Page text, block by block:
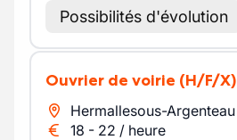
Possibilités d'évolution
Ouvrier de voirie (H/F/X)
Hermallesous-Argenteau
18 - 22 / heure